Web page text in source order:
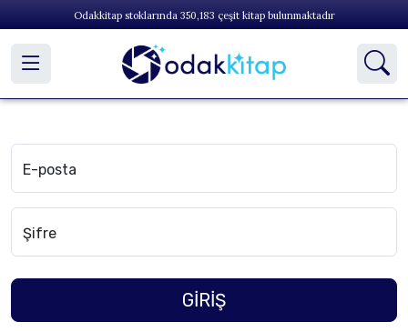
Odakkitap stoklarında 350,183 çeşit kitap bulunmaktadır
E-posta
Şifre
GİRİŞ